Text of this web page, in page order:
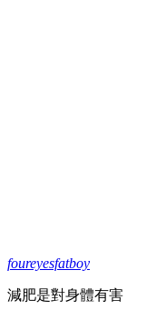
foureyesfatboy
減肥是對身體有害